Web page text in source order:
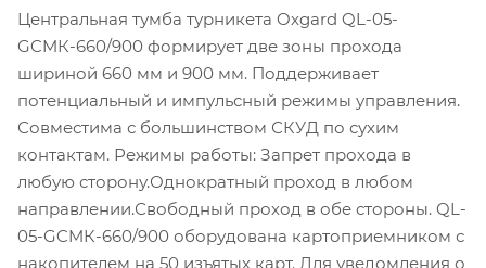
Центральная тумба турникета Oxgard QL-05-
GCMК-660/900 формирует две зоны прохода
шириной 660 мм и 900 мм. Поддерживает
потенциальный и импульсный режимы управления.
Совместима с большинством СКУД по сухим
контактам. Режимы работы: Запрет прохода в
любую сторону.Однократный проход в любом
направлении.Свободный проход в обе стороны. QL-
05-GCMК-660/900 оборудована картоприемником с
накопителем на 50 изъятых карт. Для уведомления о